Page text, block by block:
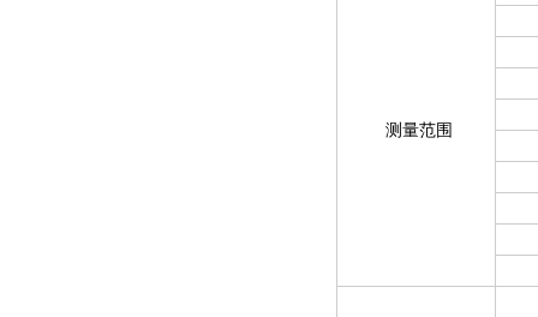
测量范围